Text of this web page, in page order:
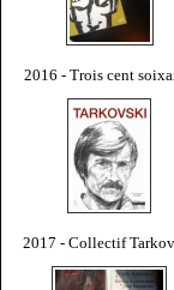
2016 - Trois cent
2017 - Collectif